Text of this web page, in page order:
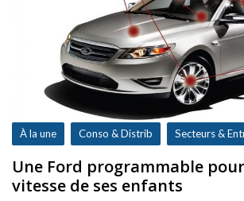
À la une Conso & Distrib Secteurs &
Une Ford programmable
vitesse de ses enfants